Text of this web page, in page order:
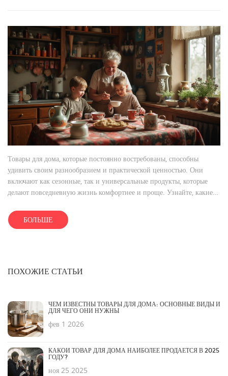
Товары для дома, которые постоянно востребованы, способны
удивить своим разнообразием и практической ценностью. Они
включают как сезонные, так и универсальные продукты, которые
делают повседневную жизнь комфортнее и проще. Узнайте, какие
внимание при их выборе. Мы рассмотрим различные аспекты,
чтобы помочь вам сделать обоснованный выбор.
БОЛЬШЕ
ПОХОЖИЕ СТАТЬИ
ЧЕМ ИЗВЕСТНЫ ТОВАРЫ ДЛЯ ДОМА: ОСНОВНЫЕ ВИДЫ И
ДЛЯ ЧЕГО ОНИ НУЖНЫ
фев 1 2026
КАКОЙ ТОВАР ДЛЯ ДОМА НАИБОЛЕЕ ПРОДАЕТСЯ В 2025
ГОДУ?
ноя 25 2025